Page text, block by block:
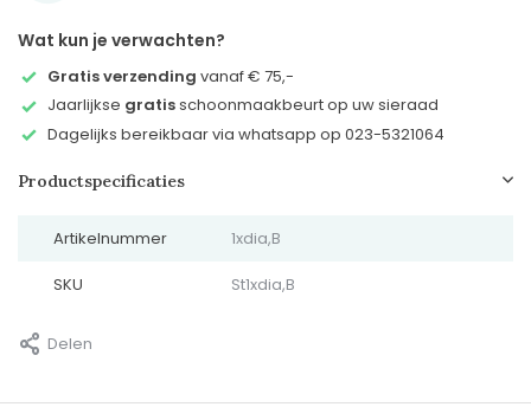
Wat kun je verwachten?
Gratis verzending vanaf € 75,-
Jaarlijkse gratisschoonmaakbeurt op uw sieraad
Dagelijks bereikbaar via whatsapp op 023-5321064
Productspecificaties
Artikelnummer 1xdia,B
SKU St1xdia,B
Delen